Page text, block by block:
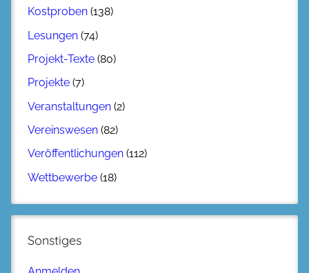
Kostproben (138)
Lesungen (74)
Projekt-Texte (80)
Projekte (7)
Veranstaltungen (2)
Vereinswesen (82)
Veröffentlichungen (112)
Wettbewerbe (18)
Sonstiges